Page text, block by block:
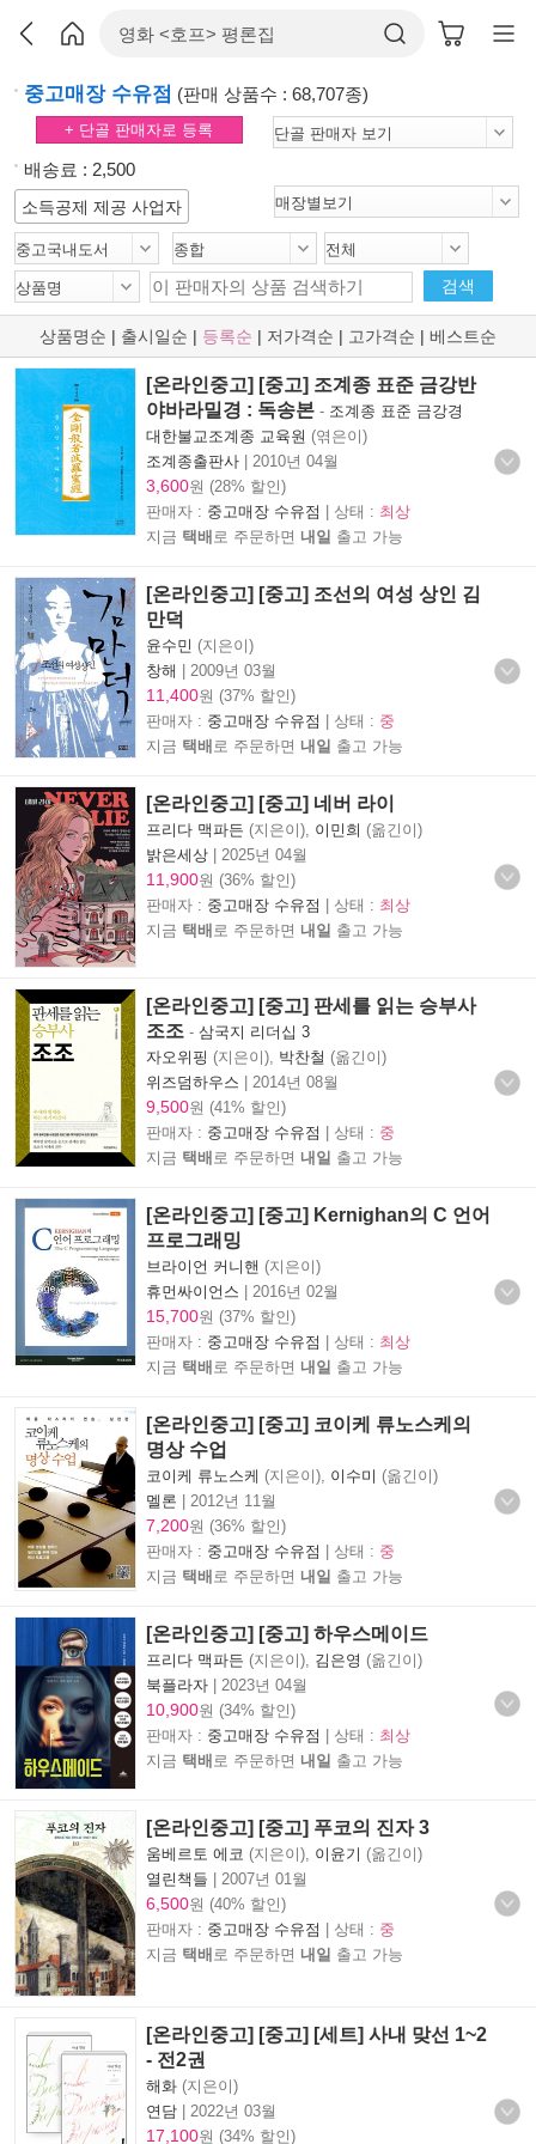
중고매장 수유점 (판매 상품수 : 68,707종)
+ 단골 판매자로 등록
배송료 : 2,500
소득공제 제공 사업자
검색
상품명순 | 출시일순 | 등록순 | 저가격순 | 고가격순 | 베스트순
[온라인중고] [중고] 조계종 표준 금강반
야바라밀경 : 독송본 - 조계종 표준 금강경
대한불교조계종 교육원 (엮은이)
조계종출판사
2010년 04월
3,600원 (28% 할인)
판매자 : 중고매장 수유점 | 상태 : 최상
지금 택배 로 주문하면 내일 출고 가능
[온라인중고] [중고] 조선의 여성 상인 김
만덕
윤수민 (지은이)
창해
2009년 03월
11,400원 (37% 할인)
판매자 : 중고매장 수유점 | 상태 : 중
지금 택배 로 주문하면 내일 출고 가능
[온라인중고] [중고] 네버 라이
프리다 맥파든 (지은이), 이민희 (옮긴이)
밝은세상
2025년 04월
11,900원 (36% 할인)
판매자 : 중고매장 수유점 | 상태 : 최상
지금 택배 로 주문하면 내일 출고 가능
[온라인중고] [중고] 판세를 읽는 승부사
조조 - 삼국지 리더십 3
자오위핑 (지은이), 박찬철 (옮긴이)
위즈덤하우스
2014년 08월
9,500원 (41% 할인)
판매자 : 중고매장 수유점 | 상태 : 중
지금 택배 로 주문하면 내일 출고 가능
[온라인중고] [중고] Kernighan의 C 언어
프로그래밍
브라이언 커니핸 (지은이)
휴먼싸이언스
2016년 02월
15,700원 (37% 할인)
판매자 : 중고매장 수유점 | 상태 : 최상
지금 택배 로 주문하면 내일 출고 가능
[온라인중고] [중고] 코이케 류노스케의
명상 수업
코이케 류노스케 (지은이), 이수미 (옮긴이)
멜론
2012년 11월
7,200원 (36% 할인)
판매자 : 중고매장 수유점 | 상태 : 중
지금 택배 로 주문하면 내일 출고 가능
[온라인중고] [중고] 하우스메이드
프리다 맥파든 (지은이), 김은영 (옮긴이)
북플라자
2023년 04월
10,900원 (34% 할인)
판매자 : 중고매장 수유점 | 상태 : 최상
지금 택배 로 주문하면 내일 출고 가능
[온라인중고] [중고] 푸코의 진자 3
움베르토 에코 (지은이), 이윤기 (옮긴이)
열린책들
2007년 01월
6,500원 (40% 할인)
판매자 : 중고매장 수유점 | 상태 : 중
지금 택배 로 주문하면 내일 출고 가능
[온라인중고] [중고] [세트] 사내 맞선 1~2
- 전2권
해화 (지은이)
연담
2022년 03월
17,100원 (34% 할인)